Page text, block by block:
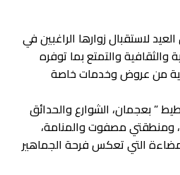
لاستقبال زوارها الراغبين في
والثقافية والتمتع بما توفره
من عروض وخدمات خاصة
” بعجمان، الشوارع والحدائق
ومنطقتي مصفوت والمنامة،
التي تعكس فرحة الجماهير